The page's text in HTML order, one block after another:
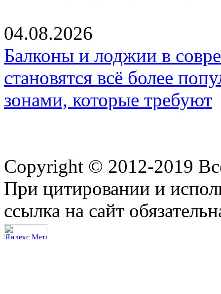
04.08.2026
Балконы и лоджии в
становятся всё более
зонами, которые требуют
Copyright © 2012-2019
При цитировании и
ссылка на сайт